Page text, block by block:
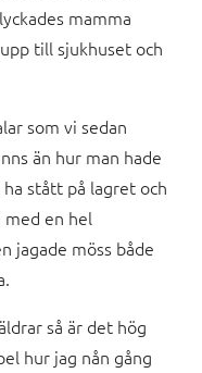
mamma
till sjukhuset och
som vi sedan
än hur man hade
stått på lagret och
med en hel
jagade möss både
så är det hög
hur jag nån gång